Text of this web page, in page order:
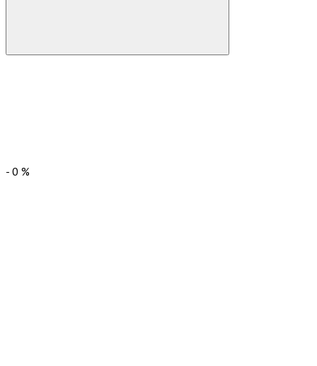
- 0 %